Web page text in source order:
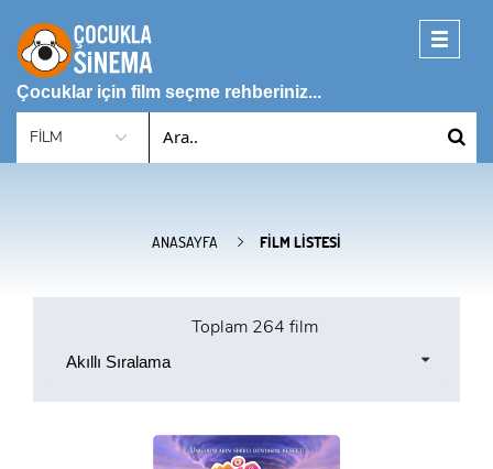
Toggle
Çocuklar için film seçme rehberiniz...
ANASAYFA FILM LISTESI
Toplam 264 film
Akıllı Sıralama